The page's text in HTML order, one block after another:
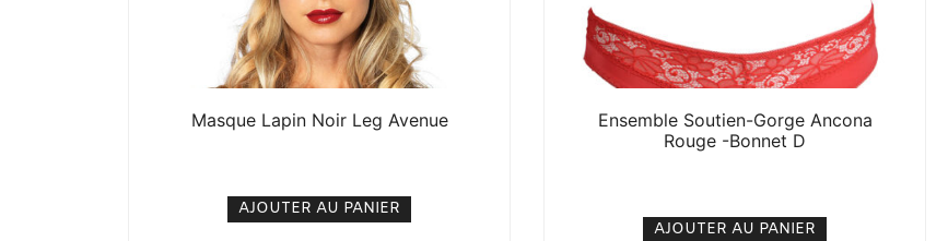
Masque Lapin Noir Leg Avenue
AJOUTER AU PANIER
Ensemble Soutien-Gorge Ancona
Rouge -Bonnet D
AJOUTER AU PANIER